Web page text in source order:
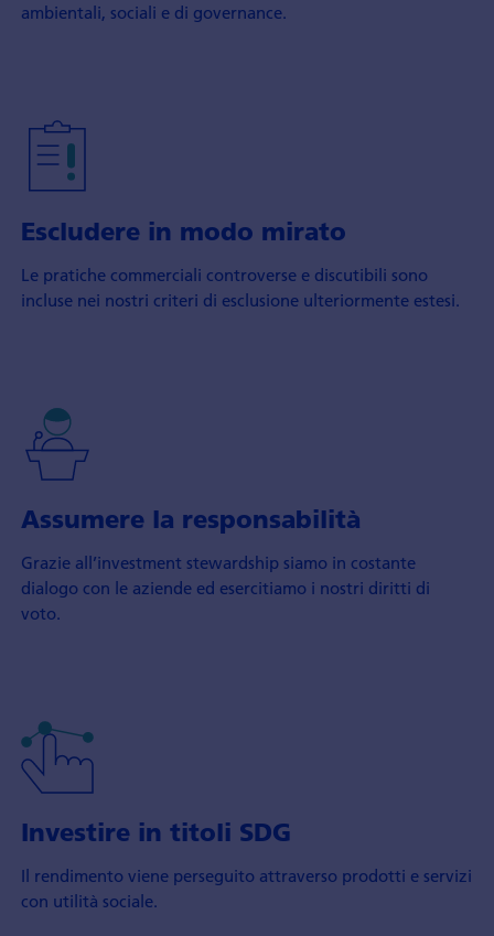
ambientali, sociali e di governance.
Escludere in modo mirato
Le pratiche commerciali controverse e discutibili sono
incluse nei nostri criteri di esclusione ulteriormente estesi.
Assumere la responsabilità
Grazie all’investment stewardship siamo in costante
dialogo con le aziende ed esercitiamo i nostri diritti di
voto.
Investire in titoli SDG
Il rendimento viene perseguito attraverso prodotti e servizi
con utilità sociale.